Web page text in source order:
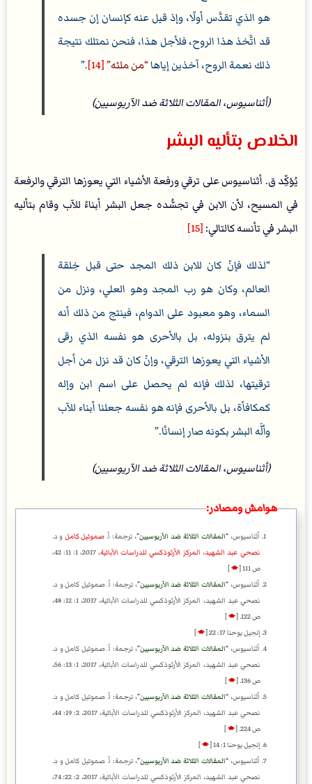
هو الذي تقدَّس أولًا، وإذ قيل عنه كإنسان إن جسده
قد اتَّخذ هذا الروح، فلأجل هذا، فنحن نمتلك نتيجة
ذلك نعمة الروح، آخذين إياها من ملئه [14]
.
(أثناسيوس، المقالات الثلاثة ضد الآريوسيين)
الخلاص بتأليه البشر
يُؤكِّد ق. أثناسيوس على ترقي ورفعة الأشياء التي يعوزها الترقي والرفعة
في المسيح، لأن الابن في تجسُّده جعل البشر أبناءً للآب وقام بتأليه
البشر في تأنسه كالتالي: [15]
لذلك فإنْ كان للابن ذلك المجد حتى قبل خِلقة
العالم، وكان هو رب المجد وهو العلي، ونزل من
السماء، وهو معبود على الدوام، فينتج من ذلك أنه
لم يترق بنزوله، بل بالأحرى هو نفسه الذي رقى
الأشياء التي يعوزها الترقي، وإنْ كان قد نزل من أجل
ترقيتها، لذلك فإنه لم يحصل على اسم ابن وإله
كمكافأة، بل بالأحرى فإنه هو نفسه جعلنا أبناء للآب
وألَّه البشر بكونه صار إنسانًا.
(أثناسيوس، المقالات الثلاثة ضد الآريوسيين)
هوامش ومصادر:
أثناسيوس، المقالات الثلاثة ضد الآريوسيين ، ترجمة: أ.صموئيل كاملو د.
نصحي عبد الشهيد، المركز الأرثوذكسي للدراسات الآبائية
، 2017، 1: 11: 42،
ص 111
[
🡁
]
أثناسيوس، المقالات الثلاثة ضد الآريوسيين ، ترجمة: أ. صموئيل كامل و د.
نصحي عبد الشهيد، المركز الأرثوذكسي للدراسات الآبائية، 2017، 1: 12: 48،
ص 122.
[
🡁
]
إنجيل يوحنا 17: 22
[
🡁
]
أثناسيوس، المقالات الثلاثة ضد الآريوسيين ، ترجمة: أ. صموئيل كامل و د.
نصحي عبد الشهيد، المركز الأرثوذكسي للدراسات الآبائية، 2017، 1: 13: 56،
ص 136.
[
🡁
]
أثناسيوس، المقالات الثلاثة ضد الآريوسيين ، ترجمة: أ. صموئيل كامل و د.
نصحي عبد الشهيد، المركز الأرثوذكسي للدراسات الآبائية، 2017، 2: 19: 44،
ص 224.
[
🡁
]
إنجيل يوحنا 1: 14
[
🡁
]
أثناسيوس، المقالات الثلاثة ضد الآريوسيين ، ترجمة: أ. صموئيل كامل و د.
نصحي عبد الشهيد، المركز الأرثوذكسي للدراسات الآبائية، 2017، 2: 22: 74،